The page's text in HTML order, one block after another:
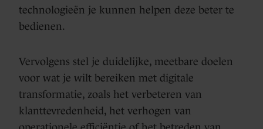
technologieën je kunnen helpen deze beter te
bedienen.
Vervolgens stel je duidelijke, meetbare doelen
voor wat je wilt bereiken met digitale
transformatie, zoals het verbeteren van
klanttevredenheid, het verhogen van